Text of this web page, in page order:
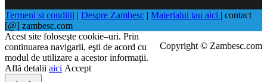
Termeni si conditii | Despre Zambesc | Materialul tau aici | contact
[@] zambesc.com
Copyright © Zambesc.com
Acest site foloseşte cookie–uri. Prin
continuarea navigarii, eşti de acord cu
modul de utilizare a acestor informaţii.
Află detalii aici Accept